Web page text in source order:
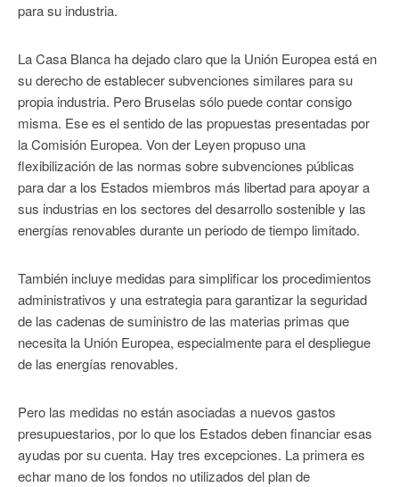
para su industria.
La Casa Blanca ha dejado claro que la Unión Europea está en
su derecho de establecer subvenciones similares para su
propia industria. Pero Bruselas sólo puede contar consigo
misma. Ese es el sentido de las propuestas presentadas por
la Comisión Europea. Von der Leyen propuso una
flexibilización de las normas sobre subvenciones públicas
para dar a los Estados miembros más libertad para apoyar a
sus industrias en los sectores del desarrollo sostenible y las
energías renovables durante un periodo de tiempo limitado.
También incluye medidas para simplificar los procedimientos
administrativos y una estrategia para garantizar la seguridad
de las cadenas de suministro de las materias primas que
necesita la Unión Europea, especialmente para el despliegue
de las energías renovables.
Pero las medidas no están asociadas a nuevos gastos
presupuestarios, por lo que los Estados deben financiar esas
ayudas por su cuenta. Hay tres excepciones. La primera es
echar mano de los fondos no utilizados del plan de